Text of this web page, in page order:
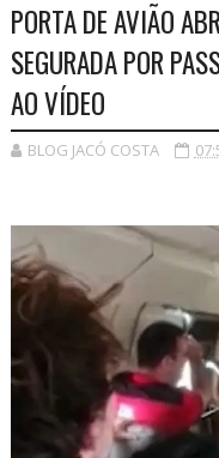
PORTA DE AVIÃO
SEGURADA POR
AO VÍDEO
BLOG JACÓ COSTA